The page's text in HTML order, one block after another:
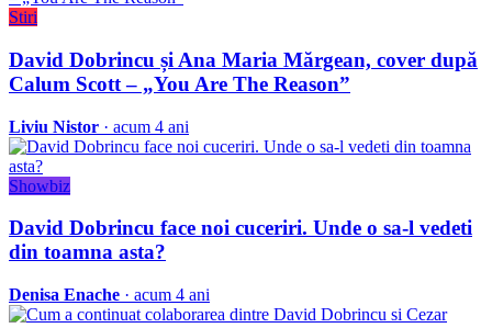
Stiri
David Dobrincu și Ana Maria Mărgean, cover după
Calum Scott – „You Are The Reason”
Liviu Nistor · acum 4 ani
Showbiz
David Dobrincu face noi cuceriri. Unde o sa-l vedeti
din toamna asta?
Denisa Enache · acum 4 ani